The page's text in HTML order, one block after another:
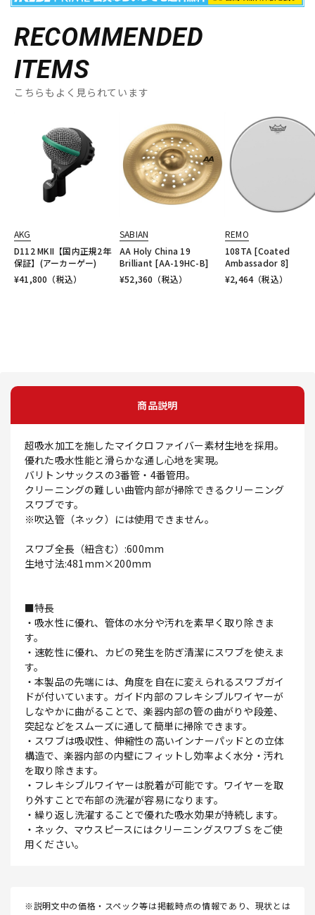
RECOMMENDED
ITEMS
こちらもよく見られています
AKG
D112 MKII【国内正規2年
保証】(アーカーゲー)
¥41,800 （税込）
SABIAN
AA Holy China 19
Brilliant [AA-19HC-B]
¥52,360 （税込）
REMO
108TA [Coated
Ambassador 8]
¥2,464（税込）
商品説明
超吸水加工を施したマイクロファイバー素材生地を採用。
優れた吸水性能と滑らかな通し心地を実現。
バリトンサックスの3番管・4番管用。
クリーニングの難しい曲管内部が掃除できるクリーニング
スワブです。
※吹込管（ネック）には使用できません。
スワブ全長（紐含む）:600mm
生地寸法:481mm×200mm
■特長
・吸水性に優れ、管体の水分や汚れを素早く取り除きま
す。
・速乾性に優れ、カビの発生を防ぎ清潔にスワブを使えま
す。
・本製品の先端には、角度を自在に変えられるスワブガイ
ドが付いています。ガイド内部のフレキシブルワイヤーが
しなやかに曲がることで、楽器内部の管の曲がりや段差、
突起などをスムーズに通して簡単に掃除できます。
・スワブは吸収性、伸縮性の高いインナーパッドとの立体
構造で、楽器内部の内壁にフィットし効率よく水分・汚れ
を取り除きます。
・フレキシブルワイヤーは脱着が可能です。ワイヤーを取
り外すことで布部の洗濯が容易になります。
・繰り返し洗濯することで優れた吸水効果が持続します。
・ネック、マウスピースにはクリーニングスワブＳをご使
用ください。
※説明文中の価格・スペック等は掲載時点の情報であり、現状とは